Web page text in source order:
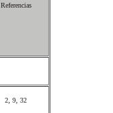
Referencias
2, 9, 32